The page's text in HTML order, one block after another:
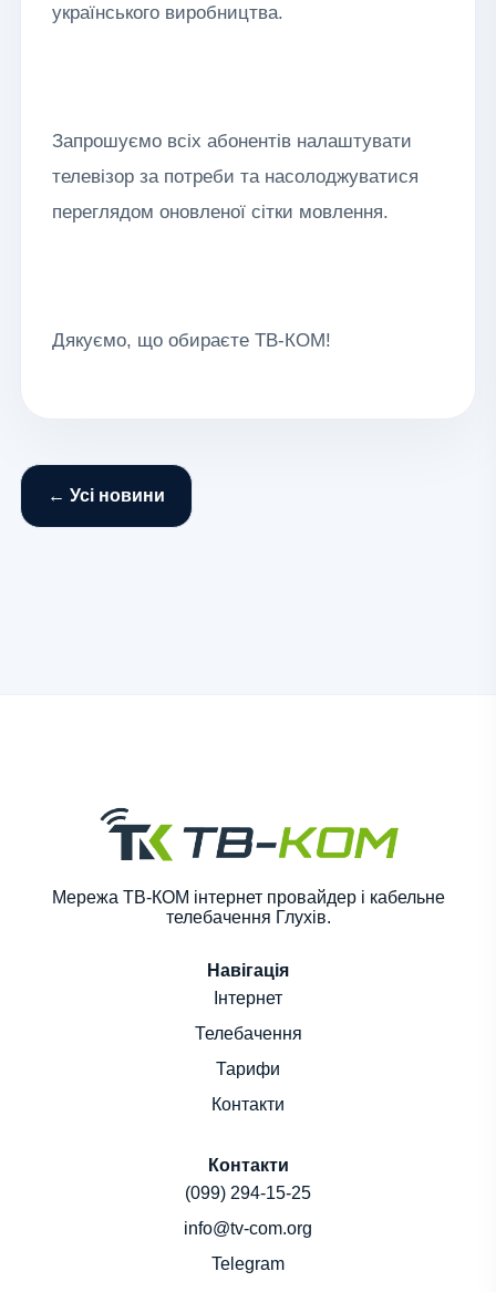
українського виробництва.
Запрошуємо всіх абонентів налаштувати
телевізор за потреби та насолоджуватися
переглядом оновленої сітки мовлення.
Дякуємо, що обираєте ТВ-КОМ!
← Усі новини
Мережа ТВ-КОМ інтернет провайдер і кабельне
телебачення Глухів.
Навігація
Інтернет
Телебачення
Тарифи
Контакти
Контакти
(099) 294-15-25
info@tv-com.org
Telegram